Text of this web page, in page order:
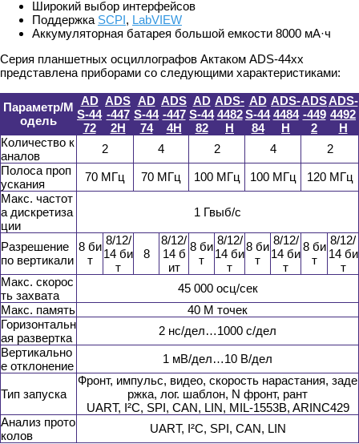
Широкий выбор интерфейсов
Поддержка SCPI, LabVIEW
Аккумуляторная батарея большой емкости 8000 мА·ч
Серия планшетных осциллографов Актаком ADS-44xx
представлена приборами со следующими характеристиками:
Параметр/М
одель
AD
S-44
72
ADS
-447
2H
AD
S-44
74
ADS
-447
4H
AD
S-44
82
ADS-
4482
H
AD
S-44
84
ADS-
4484
H
ADS
-449
2
ADS-
4492
H
Количество к
аналов
2 4 2 4
2
Полоса проп
ускания
70 МГц 70 МГц 100 МГц 100 МГц
120 МГц
Макс. частот
а дискретиза
ции
1 Гвыб/с
Разрешение
по вертикали
8 би
т
8/12/
14 би
т
8
8/12/
14 б
ит
8 би
т
8/12/
14 би
т
8 би
т
8/12/
14 би
т
8 би
т
8/12/
14 би
т
Макс. скорос
ть захвата
45 000 осц/сек
Макс. память
40 М точек
Горизонтальн
ая развертка
2 нс/дел…1000 с/дел
Вертикально
е отклонение
1 мВ/дел…10 В/дел
Тип запуска
Фронт, импульс, видео, скорость нарастания, заде
ржка, лог. шаблон, N фронт, рант
UART, I²C, SPI, CAN, LIN, MIL-1553B, ARINC429
Анализ прото
колов
UART, I²C, SPI, CAN, LIN